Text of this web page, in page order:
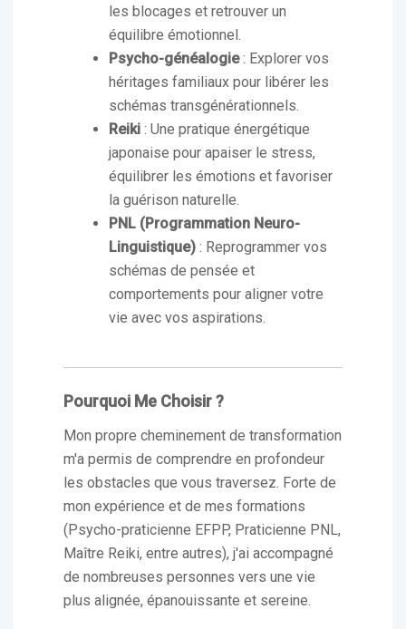
les blocages et retrouver un
équilibre émotionnel.
Psycho-généalogie: Explorer vos
héritages familiaux pour libérer les
schémas transgénérationnels.
Reiki : Une pratique énergétique
japonaise pour apaiser le stress,
équilibrer les émotions et favoriser
la guérison naturelle.
PNL (Programmation Neuro-
Linguistique) : Reprogrammer vos
schémas de pensée et
comportements pour aligner votre
vie avec vos aspirations.
Pourquoi Me Choisir ?
Mon propre cheminement de transformation
m'a permis de comprendre en profondeur
les obstacles que vous traversez. Forte de
mon expérience et de mes formations
(Psycho-praticienne EFPP, Praticienne PNL,
Maître Reiki, entre autres), j'ai accompagné
de nombreuses personnes vers une vie
plus alignée, épanouissante et sereine.